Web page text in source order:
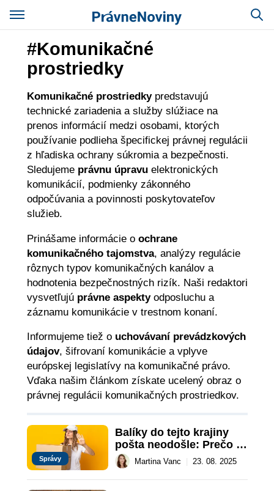
#Komunikačné
prostriedky
Komunikačné prostriedkypredstavujú
technické zariadenia a služby slúžiace na
prenos informácií medzi osobami, ktorých
používanie podlieha špecifickej právnej regulácii
z hľadiska ochrany súkromia a bezpečnosti.
Sledujeme právnu úpravuelektronických
komunikácií, podmienky zákonného
odpočúvania a povinnosti poskytovateľov
služieb.
Prinášame informácie o ochrane
komunikačného tajomstva, analýzy regulácie
rôznych typov komunikačných kanálov a
hodnotenia bezpečnostných rizík. Naši redaktori
vysvetľujú právne aspektyodposluchu a
záznamu komunikácie v trestnom konaní.
Informujeme tiež o uchovávaní prevádzkových
údajov, šifrovaní komunikácie a vplyve
európskej legislatívy na komunikačné právo.
Vďaka našim článkom získate ucelený obraz o
právnej regulácii komunikačných prostriedkov.
Správy
Balíky do tejto krajiny
pošta neodošle: Prečo a
dokedy?
Martina Vanc 23. 08. 2025